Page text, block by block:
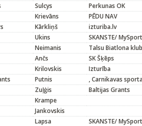
Sulcys
Perkunas OK
Krievāns
PĒDU NAV
Kārkliņš
izturiba.lv
Ukins
SKANSTE/ MySport
Neimanis
Talsu Biatlona
Ančs
SK Šķēps
Krilovskis
Izturība
Putnis
, Carnikavas
Zuļģis
Baltijas Grants
Krampe
Jankovskis
Lapsa
SKANSTE/ MySport